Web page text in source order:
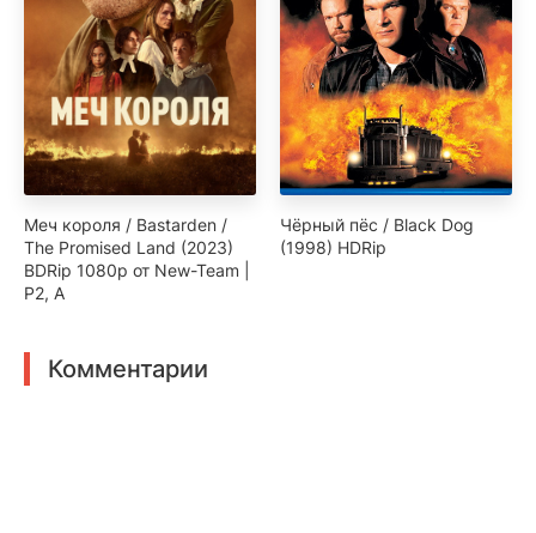
Меч короля / Bastarden /
The Promised Land (2023)
BDRip 1080p от New-Team |
P2, A
Чёрный пёс / Black Dog
(1998) HDRip
Комментарии